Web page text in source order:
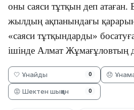
оны саяси тұтқын деп атаған.
жылдың ақпанындағы
«саяси тұтқындарды»
ішінде Алмат Жұмағұловтың
🤍 Ұнайды 0 😞
😡 Шектен шыққан 0